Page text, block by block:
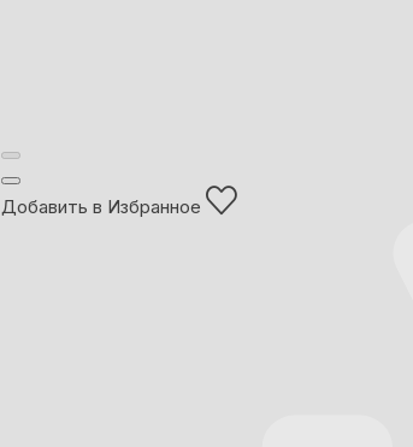
Добавить в Избранное